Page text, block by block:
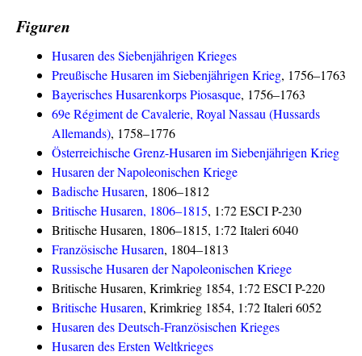
Figuren
Husaren des Siebenjährigen Krieges
Preußische Husaren im Siebenjährigen Krieg, 1756–1763
Bayerisches Husarenkorps Piosasque, 1756–1763
69e Régiment de Cavalerie, Royal Nassau (Hussards
Allemands), 1758–1776
Österreichische Grenz-Husaren im Siebenjährigen Krieg
Husaren der Napoleonischen Kriege
Badische Husaren, 1806–1812
Britische Husaren, 1806–1815, 1:72 ESCI P-230
Britische Husaren, 1806–1815, 1:72 Italeri 6040
Französische Husaren, 1804–1813
Russische Husaren der Napoleonischen Kriege
Britische Husaren, Krimkrieg 1854, 1:72 ESCI P-220
Britische Husaren, Krimkrieg 1854, 1:72 Italeri 6052
Husaren des Deutsch-Französischen Krieges
Husaren des Ersten Weltkrieges